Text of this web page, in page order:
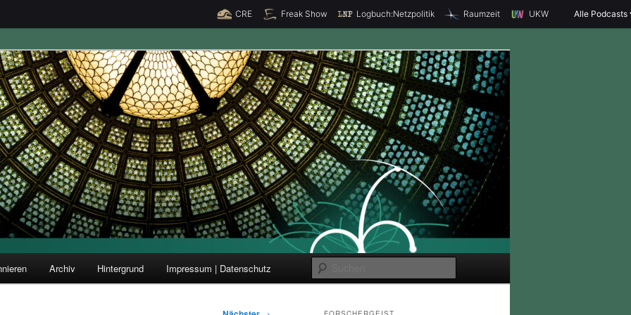
CRE Freak Show Logbuch:Netzpolitik Raumzeit UKW Alle Podcasts
und Forschung
u
Archiv Hintergrund Impressum | Datenschutz